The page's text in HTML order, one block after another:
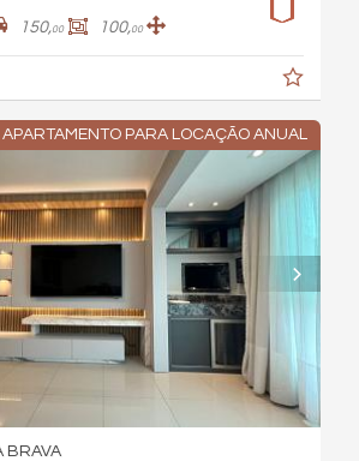
150,00 100,00
APARTAMENTO PARA LOCAÇÃO ANUAL
BRAVA